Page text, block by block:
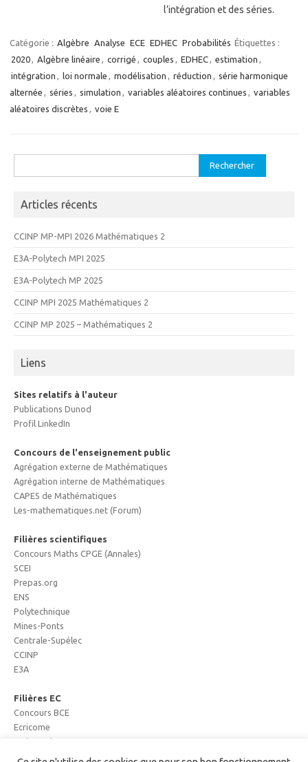
l’intégration et des séries.
Catégorie : Algèbre Analyse ECE EDHEC Probabilités Étiquettes :
2020, Algèbre linéaire , corrigé , couples , EDHEC, estimation ,
intégration , loi normale , modélisation , réduction , série harmonique
alternée , séries , simulation , variables aléatoires continues , variables
aléatoires discrètes , voie E
Articles récents
CCINP MP-MPI 2026 Mathématiques 2
E3A-Polytech MPI 2025
E3A-Polytech MP 2025
CCINP MPI 2025 Mathématiques 2
CCINP MP 2025 – Mathématiques 2
Liens
Sites relatifs à l'auteur
Publications Dunod
Profil LinkedIn
Concours de l'enseignement public
Agrégation externe de Mathématiques
Agrégation interne de Mathématiques
CAPES de Mathématiques
Les-mathematiques.net (Forum)
Filières scientifiques
Concours Maths CPGE (Annales)
SCEI
Prepas.org
ENS
Polytechnique
Mines-Ponts
Centrale-Supélec
CCINP
E3A
Filières EC
Concours BCE
Ecricome
Major Prépa
Mister Prépa